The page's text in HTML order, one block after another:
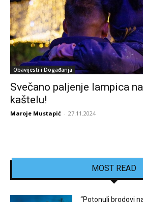
Obavijesti i Događanja
Svečano paljenje lampica
kaštelu!
Maroje Mustapić - 27.11.2024
MOST READ
“Potonuli brodovi